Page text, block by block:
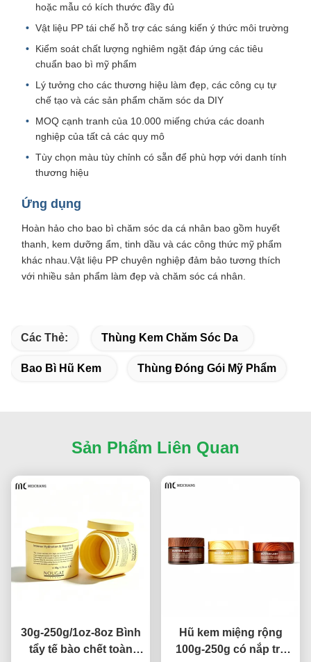
hoặc mẫu có kích thước đầy đủ
Vật liệu PP tái chế hỗ trợ các sáng kiến ý thức môi trường
Kiểm soát chất lượng nghiêm ngặt đáp ứng các tiêu
chuẩn bao bì mỹ phẩm
Lý tưởng cho các thương hiệu làm đẹp, các công cụ tự
chế tạo và các sản phẩm chăm sóc da DIY
MOQ cạnh tranh của 10.000 miếng chứa các doanh
nghiệp của tất cả các quy mô
Tùy chọn màu tùy chỉnh có sẵn để phù hợp với danh tính
thương hiệu
Ứng dụng
Hoàn hảo cho bao bì chăm sóc da cá nhân bao gồm huyết
thanh, kem dưỡng ẩm, tinh dầu và các công thức mỹ phẩm
khác nhau.Vật liệu PP chuyên nghiệp đảm bảo tương thích
với nhiều sản phẩm làm đẹp và chăm sóc cá nhân.
Các Thẻ: Thùng Kem Chăm Sóc Da
Bao Bì Hũ Kem Thùng Đóng Gói Mỹ Phẩm
Sản Phẩm Liên Quan
30g-250g/1oz-8oz Bình
tẩy tế bào chết toàn
Hũ kem miệng rộng
100g-250g có nắp tre